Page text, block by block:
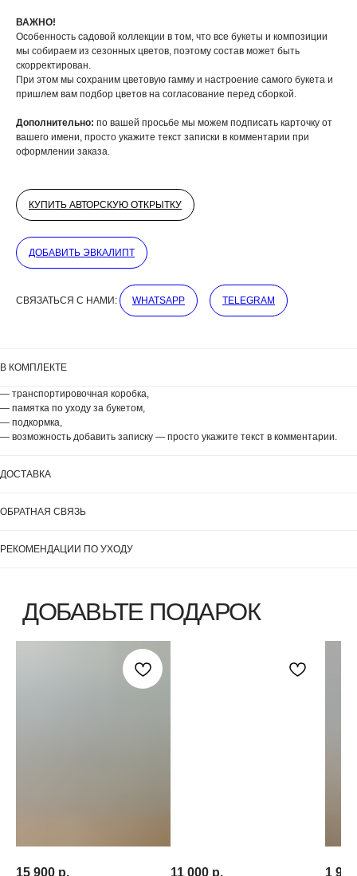
ВАЖНО!
Особенность садовой коллекции в том, что все букеты и композиции
мы собираем из сезонных цветов, поэтому состав может быть
скорректирован.
При этом мы сохраним цветовую гамму и настроение самого букета и
пришлем вам подбор цветов на согласование перед сборкой.
Дополнительно: по вашей просьбе мы можем подписать карточку от
вашего имени, просто укажите текст записки в комментарии при
оформлении заказа.
КУПИТЬ АВТОРСКУЮ ОТКРЫТКУ
ДОБАВИТЬ ЭВКАЛИПТ
СВЯЗАТЬСЯ С НАМИ: WHATSAPP TELEGRAM
В КОМПЛЕКТЕ
— транспортировочная коробка,
— памятка по уходу за букетом,
— подкормка,
— возможность добавить записку — просто укажите текст в комментарии.
ДОСТАВКА
ОБРАТНАЯ СВЯЗЬ
РЕКОМЕНДАЦИИ ПО УХОДУ
ДОБАВЬТЕ ПОДАРОК
15 900 р. 11 000 р. 1 990
ВЫБЕРИТЕ ВАЗУ